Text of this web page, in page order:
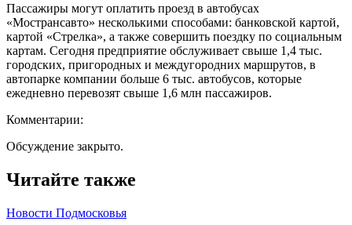
Пассажиры могут оплатить проезд в автобусах
«Мострансавто» несколькими способами: банковской картой,
картой «Стрелка», а также совершить поездку по социальным
картам. Сегодня предприятие обслуживает свыше 1,4 тыс.
городских, пригородных и междугородних маршрутов, в
автопарке компании больше 6 тыс. автобусов, которые
ежедневно перевозят свыше 1,6 млн пассажиров.
Комментарии:
Обсуждение закрыто.
Читайте также
Новости Подмосковья